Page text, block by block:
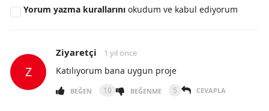
Karabük
Yorum yazma kurallarını okudum ve kabul ediyorum
Z
Ziyaretçi 1 yıl önce
Katılıyorum bana uygun proje
BEĞEN 10 BEĞENME 5 CEVAPLA